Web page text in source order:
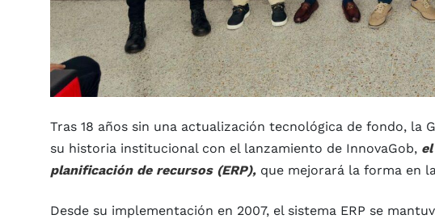
Tras 18 años sin una actualización tecnológica de fondo, la
su historia institucional con el lanzamiento de InnovaGob,
planificación de recursos (ERP), que mejorará la forma en
Desde su implementación en 2007, el sistema ERP se